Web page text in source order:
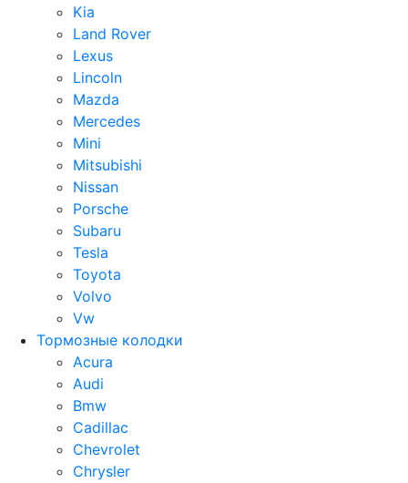
Kia
Land Rover
Lexus
Lincoln
Mazda
Mercedes
Mini
Mitsubishi
Nissan
Porsche
Subaru
Tesla
Toyota
Volvo
Vw
Тормозные колодки
Acura
Audi
Bmw
Cadillac
Chevrolet
Chrysler